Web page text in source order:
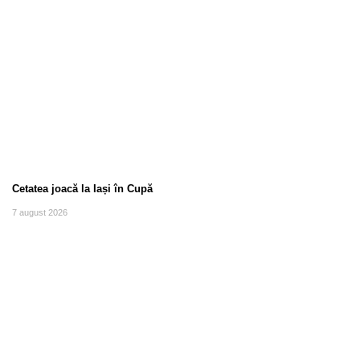
Cetatea joacă la Iași în Cupă
7 august 2026